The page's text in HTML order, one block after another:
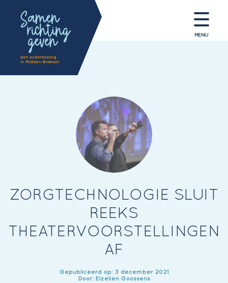
MENU
ZORGTECHNOLOGIE SLUIT
REEKS
THEATERVOORSTELLINGEN
AF
Gepubliceerd op: 3 december 2021
Door: Elzelien Goossens